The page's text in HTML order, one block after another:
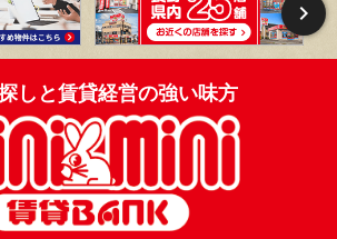
しと賃貸経営の強い味方